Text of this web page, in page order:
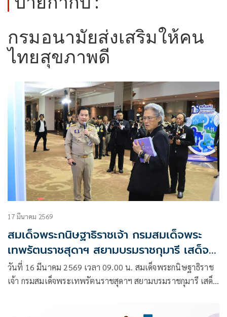
กรมอนามัยส่งเสริมให้คน
ไทยสุขภาพดี
17 มีนาคม 2569
สมเด็จพระกนิษฐาธิราชเจ้า กรมสมเด็จพระ
เทพรัตนราชสุดาฯ สยามบรมราชกุมารี เสด็จ
พระราชดำเนินมาทรงเปิดงานวิชาการส่ง
เสริมสุขภาพและอนามัยสิ่งแวดล้อมแห่งชาติ
วันที่ 16 มีนาคม 2569 เวลา 09.00 น. สมเด็จพระกนิษฐาธิราช
เจ้า กรมสมเด็จพระเทพรัตนราชสุดาฯ สยามบรมราชกุมารี เสด็จ